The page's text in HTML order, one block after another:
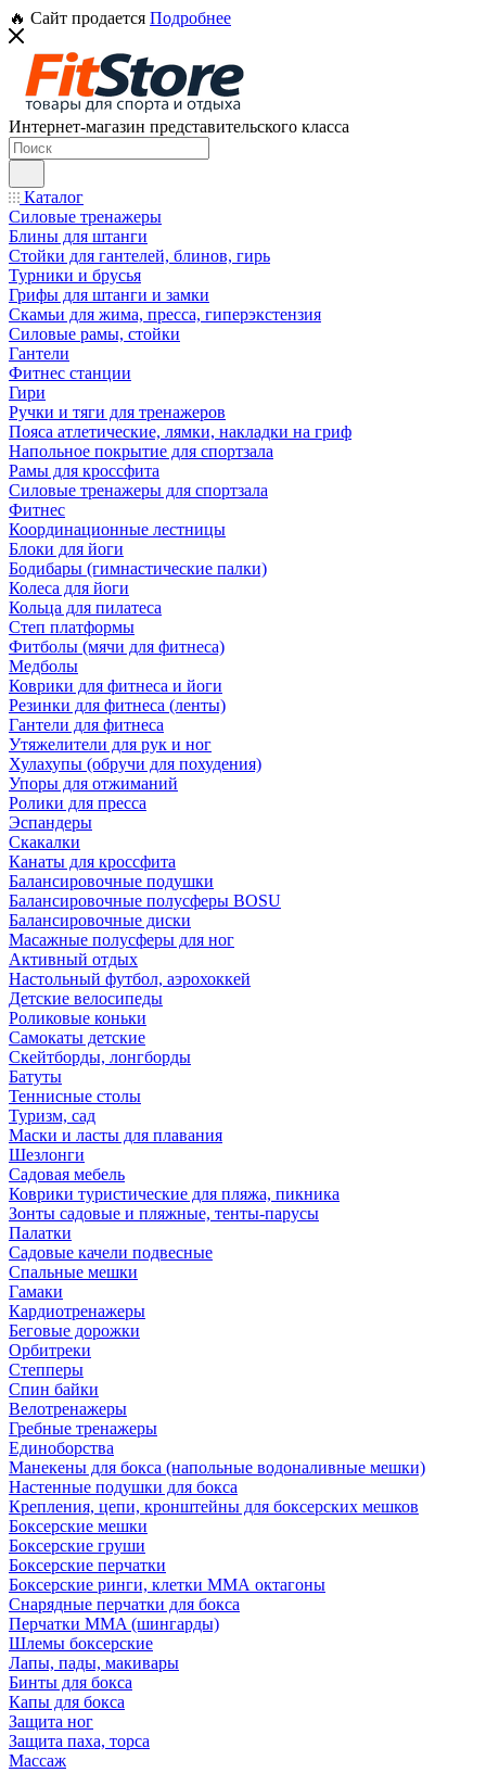
🔥 Сайт продается Подробнее
Интернет-магазин представительского класса
Каталог
Силовые тренажеры
Блины для штанги
Стойки для гантелей, блинов, гирь
Турники и брусья
Грифы для штанги и замки
Скамьи для жима, пресса, гиперэкстензия
Силовые рамы, стойки
Гантели
Фитнес станции
Гири
Ручки и тяги для тренажеров
Пояса атлетические, лямки, накладки на гриф
Напольное покрытие для спортзала
Рамы для кроссфита
Силовые тренажеры для спортзала
Фитнес
Координационные лестницы
Блоки для йоги
Бодибары (гимнастические палки)
Колеса для йоги
Кольца для пилатеса
Степ платформы
Фитболы (мячи для фитнеса)
Медболы
Коврики для фитнеса и йоги
Резинки для фитнеса (ленты)
Гантели для фитнеса
Утяжелители для рук и ног
Хулахупы (обручи для похудения)
Упоры для отжиманий
Ролики для пресса
Эспандеры
Скакалки
Канаты для кроссфита
Балансировочные подушки
Балансировочные полусферы BOSU
Балансировочные диски
Масажные полусферы для ног
Активный отдых
Настольный футбол, аэрохоккей
Детские велосипеды
Роликовые коньки
Самокаты детские
Скейтборды, лонгборды
Батуты
Теннисные столы
Туризм, сад
Маски и ласты для плавания
Шезлонги
Садовая мебель
Коврики туристические для пляжа, пикника
Зонты садовые и пляжные, тенты-парусы
Палатки
Садовые качели подвесные
Спальные мешки
Гамаки
Кардиотренажеры
Беговые дорожки
Орбитреки
Степперы
Спин байки
Велотренажеры
Гребные тренажеры
Единоборства
Манекены для бокса (напольные водоналивные мешки)
Настенные подушки для бокса
Крепления, цепи, кронштейны для боксерских мешков
Боксерские мешки
Боксерские груши
Боксерские перчатки
Боксерские ринги, клетки ММА октагоны
Снарядные перчатки для бокса
Перчатки MMA (шингарды)
Шлемы боксерские
Лапы, пады, макивары
Бинты для бокса
Капы для бокса
Защита ног
Защита паха, торса
Массаж